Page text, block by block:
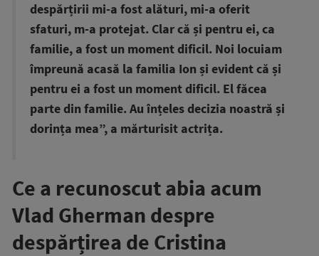
despărțirii mi-a fost alături, mi-a oferit
sfaturi, m-a protejat. Clar că și pentru ei, ca
familie, a fost un moment dificil. Noi locuiam
împreună acasă la familia Ion și evident că și
pentru ei a fost un moment dificil. El făcea
parte din familie. Au înțeles decizia noastră și
dorința mea”, a mărturisit actrița.
Ce a recunoscut abia acum
Vlad Gherman despre
despărțirea de Cristina